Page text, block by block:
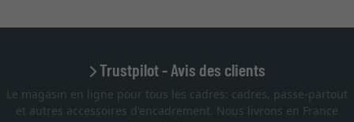
Trustpilot - Avis des clients
Le magasin en ligne pour tous les cadres: cadres, passe-partout
et autres accessoires d'encadrement. Nous livrons en France